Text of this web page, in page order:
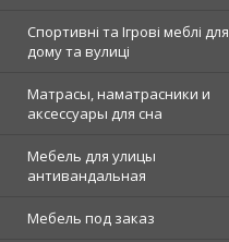
Спортивні та Ігрові меблі для
дому та вулиці
Матрасы, наматрасники и
аксессуары для сна
Мебель для улицы
антивандальная
Мебель под заказ